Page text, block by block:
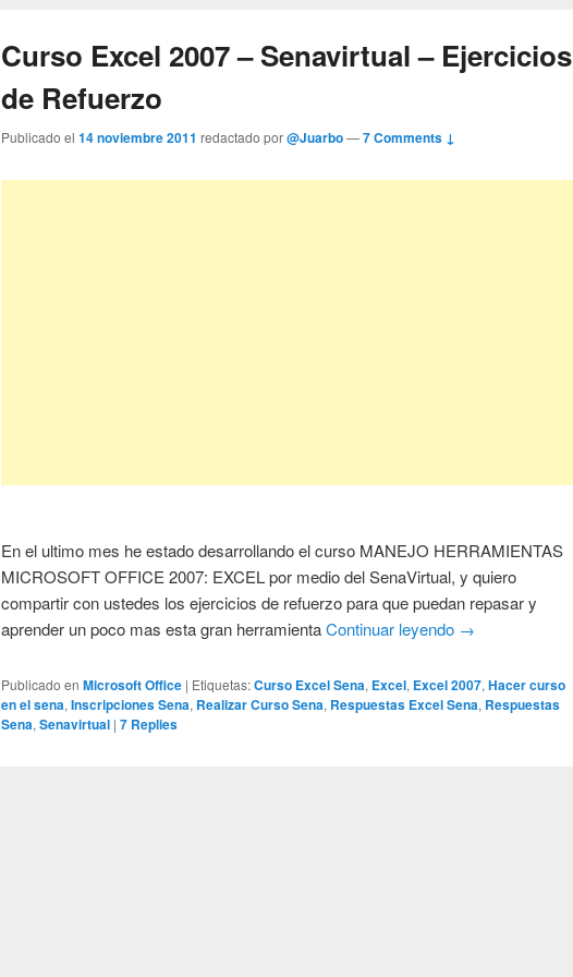
Curso Excel 2007 – Senavirtual – Ejercicios
de Refuerzo
Publicado el14 noviembre 2011 redactado por@Juarbo—7 Comments ↓
En el ultimo mes he estado desarrollando el curso MANEJO HERRAMIENTAS
MICROSOFT OFFICE 2007: EXCEL por medio del SenaVirtual, y quiero
compartir con ustedes los ejercicios de refuerzo para que puedan repasar y
aprender un poco mas esta gran herramientaContinuar leyendo →
Publicado en Microsoft Office | Etiquetas:Curso Excel Sena, Excel, Excel 2007,Hacer curso
en el sena,Inscripciones Sena, Realizar Curso Sena, Respuestas Excel Sena, Respuestas
Sena,Senavirtual |7 Replies